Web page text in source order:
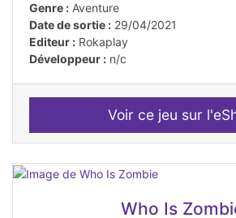
Genre : Aventure
Date de sortie : 29/04/2021
Editeur : Rokaplay
Développeur : n/c
Voir ce jeu sur
Who Is